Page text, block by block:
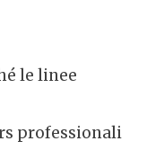
le linee
professionali